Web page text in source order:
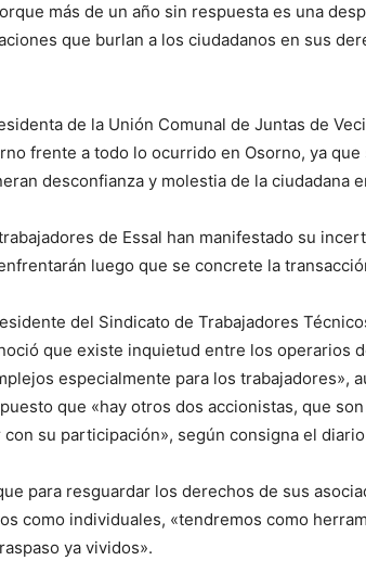
más de un año sin respuesta es una
que burlan a los ciudadanos en sus
de la Unión Comunal de Juntas de
frente a todo lo ocurrido en Osorno, ya
desconfianza y molestia de la ciudadana
de Essal han manifestado su
luego que se concrete la
del Sindicato de Trabajadores
que existe inquietud entre los operarios
especialmente para los trabajadores»,
que «hay otros dos accionistas, que
su participación», según consigna el
para resguardar los derechos de sus
como individuales, «tendremos como
ya vividos».